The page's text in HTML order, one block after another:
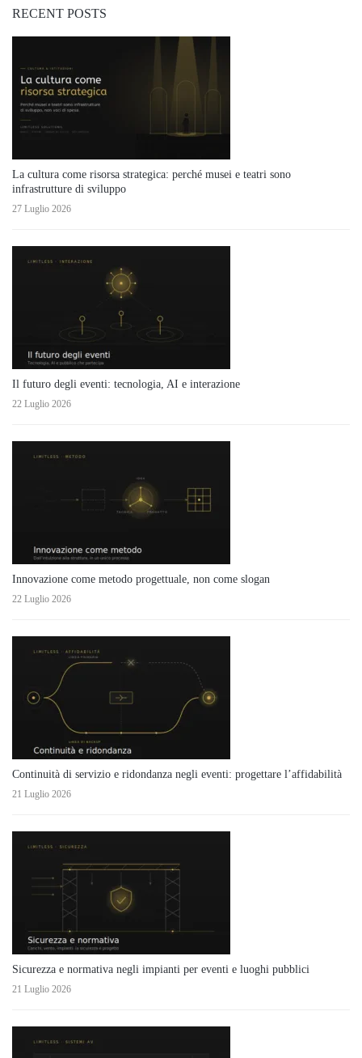
RECENT POSTS
La cultura come risorsa strategica: perché musei e teatri sono
infrastrutture di sviluppo
27 Luglio 2026
Il futuro degli eventi: tecnologia, AI e interazione
22 Luglio 2026
Innovazione come metodo progettuale, non come slogan
22 Luglio 2026
Continuità di servizio e ridondanza negli eventi: progettare l’affidabilità
21 Luglio 2026
Sicurezza e normativa negli impianti per eventi e luoghi pubblici
21 Luglio 2026